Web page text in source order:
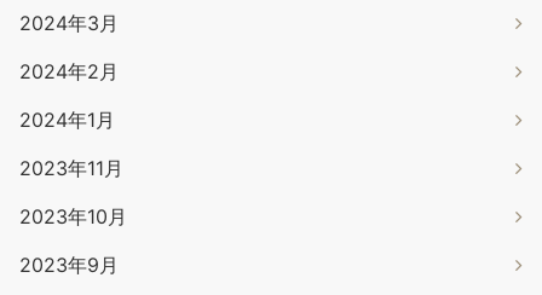
2024年3月
2024年2月
2024年1月
2023年11月
2023年10月
2023年9月